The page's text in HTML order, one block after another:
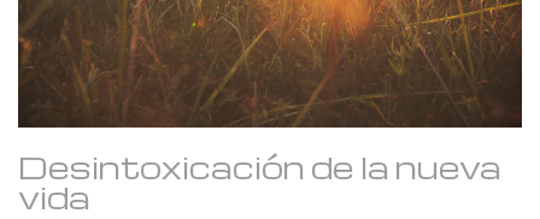
Desintoxicación de la nueva
vida